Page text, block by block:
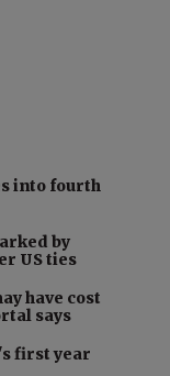
into fourth
by
US ties
have cost
says
first year